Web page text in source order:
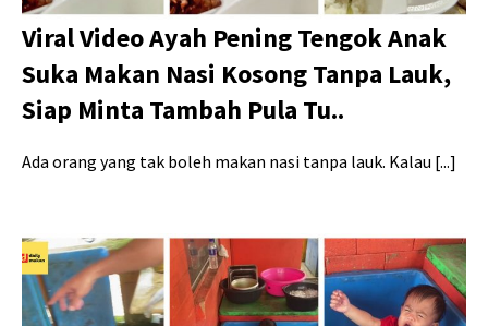
Viral Video Ayah Pening Tengok Anak
Suka Makan Nasi Kosong Tanpa Lauk,
Siap Minta Tambah Pula Tu..
Ada orang yang tak boleh makan nasi tanpa lauk. Kalau [...]